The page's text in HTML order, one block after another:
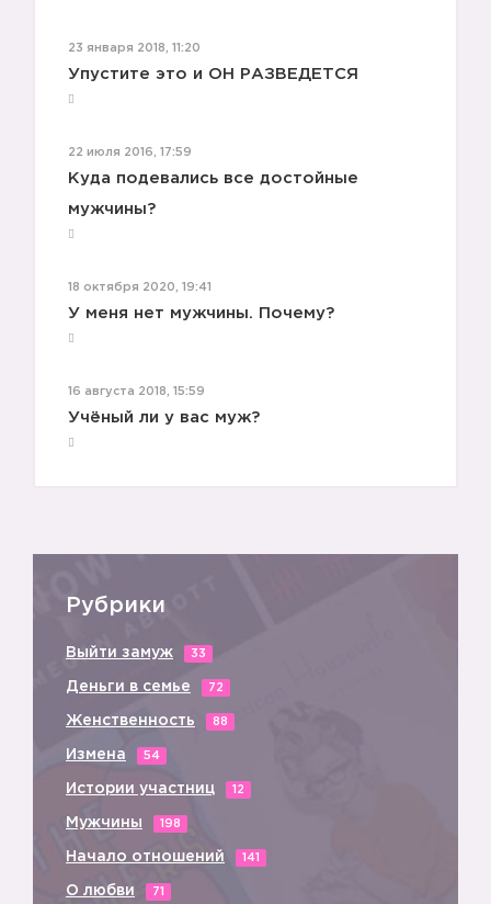
23 января 2018, 11:20
Упустите это и ОН РАЗВЕДЕТСЯ
22 июля 2016, 17:59
Куда подевались все достойные
мужчины?
18 октября 2020, 19:41
У меня нет мужчины. Почему?
16 августа 2018, 15:59
Учёный ли у вас муж?
Рубрики
Выйти замуж 33
Деньги в семье 72
Женственность 88
Измена 54
Истории участниц 12
Мужчины 198
Начало отношений 141
О любви 71